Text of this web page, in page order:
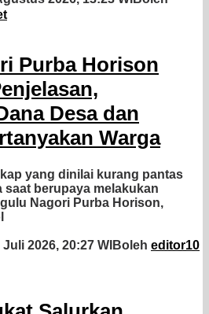
Purba Horison
Desa dan
Warga
yang dinilai kurang pantas
saat berupaya melakukan
Nagori Purba Horison,
2026, 20:27 WIBoleh editor10